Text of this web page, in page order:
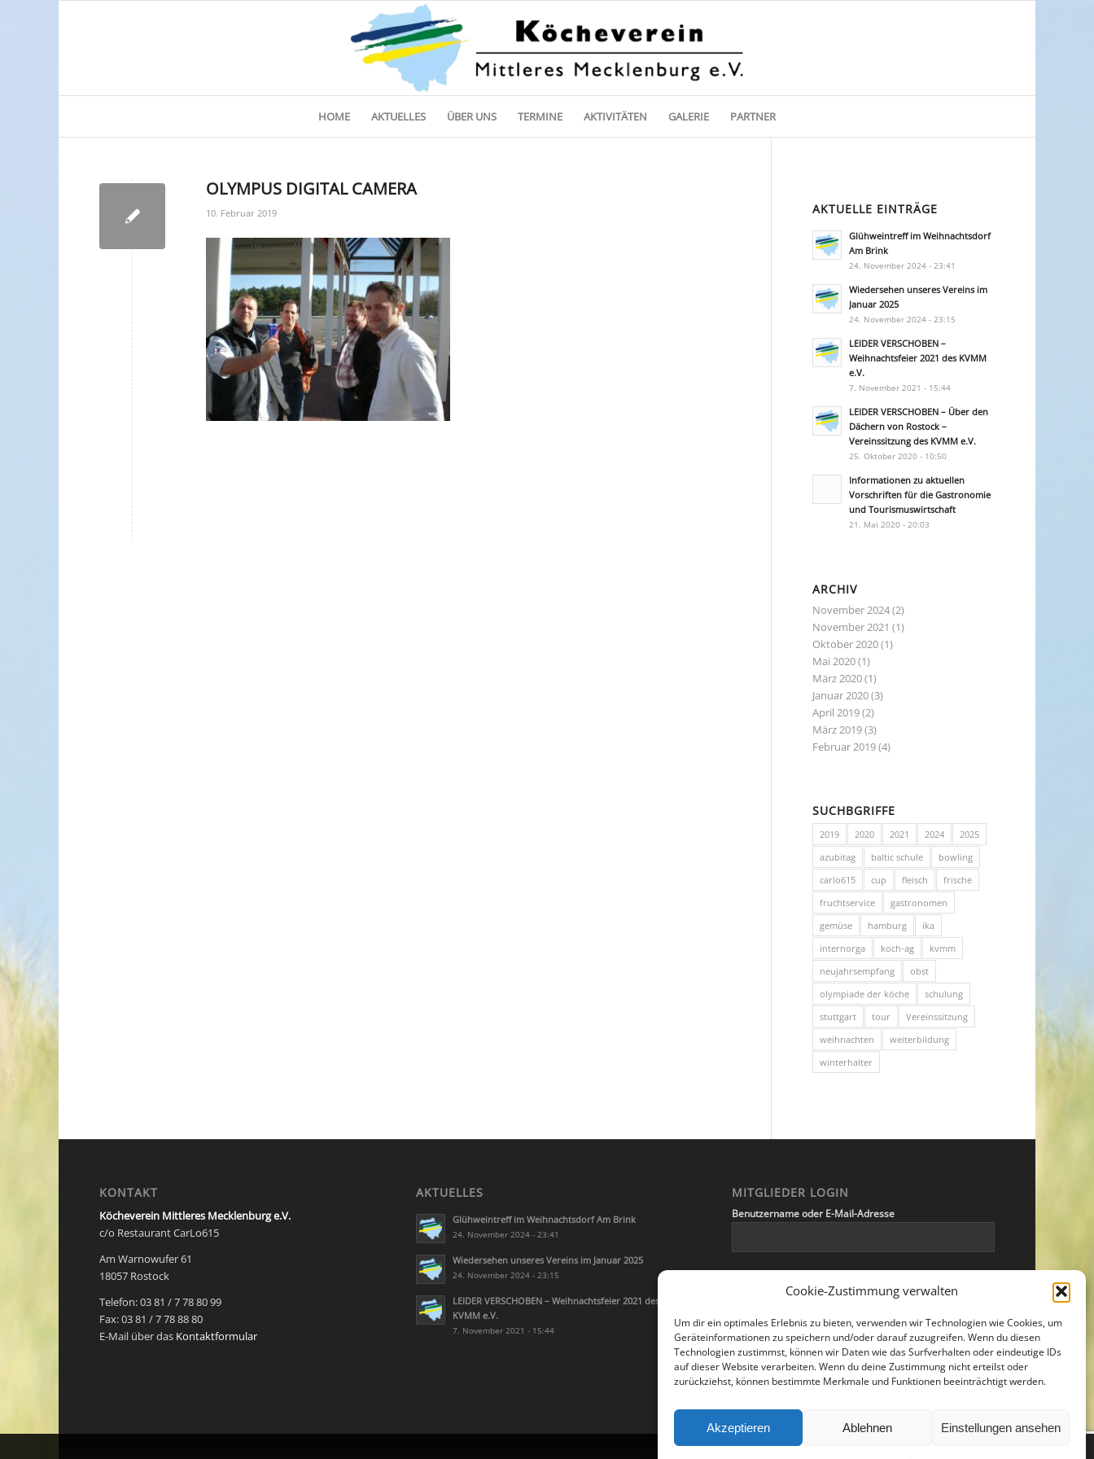
Cookie-Zustimmung verwalten
Um dir ein optimales Erlebnis zu bieten, verwenden wir Technologien wie Cookies, um
Geräteinformationen zu speichern und/oder darauf zuzugreifen. Wenn du diesen
Technologien zustimmst, können wir Daten wie das Surfverhalten oder eindeutige IDs
auf dieser Website verarbeiten. Wenn du deine Zustimmung nicht erteilst oder
zurückziehst, können bestimmte Merkmale und Funktionen beeinträchtigt werden.
Akzeptieren Ablehnen Einstellungen ansehen
HOME AKTUELLES ÜBER UNS TERMINE AKTIVITÄTEN GALERIE PARTNER
OLYMPUS DIGITAL CAMERA
10. Februar 2019 AKTUELLE EINTRÄGE
Glühweintreff im Weihnachtsdorf
Am Brink
24. November 2024 - 23:41
Wiedersehen unseres Vereins im
Januar 2025
24. November 2024 - 23:15
LEIDER VERSCHOBEN –
Weihnachtsfeier 2021 des KVMM
e.V.
7. November 2021 - 15:44
LEIDER VERSCHOBEN – Über den
Dächern von Rostock –
Vereinssitzung des KVMM e.V.
25. Oktober 2020 - 10:50
Informationen zu aktuellen
Vorschriften für die Gastronomie
und Tourismuswirtschaft
21. Mai 2020 - 20:03
ARCHIV
November 2024(2)
November 2021 (1)
Oktober 2020(1)
Mai 2020(1)
März 2020(1)
Januar 2020(3)
April 2019(2)
März 2019(3)
Februar 2019(4)
SUCHBGRIFFE
2019 2020 2021 2024
2025
azubitag
baltic schule
bowling
carlo615
cup fleisch
frische
fruchtservice
gastronomen
gemüse
hamburg
ika
internorga
koch-ag
kvmm
neujahrsempfang
obst
olympiade der köche
schulung
stuttgart
tour
Vereinssitzung
weihnachten
weiterbildung
winterhalter
KONTAKT
Köcheverein Mittleres Mecklenburg e.V.
c/o Restaurant CarLo615
Am Warnowufer 61
18057 Rostock
Telefon: 03 81 / 7 78 80 99
Fax: 03 81 / 7 78 88 80
E-Mail über das Kontaktformular
AKTUELLES
Glühweintreff im Weihnachtsdorf Am Brink
24. November 2024 - 23:41
Wiedersehen unseres Vereins im Januar 2025
24. November 2024 - 23:15
LEIDER VERSCHOBEN – Weihnachtsfeier 2021 des
KVMM e.V.
7. November 2021 - 15:44
MITGLIEDER LOGIN
Benutzername oder E-Mail-Adresse
Angemeldet bleiben